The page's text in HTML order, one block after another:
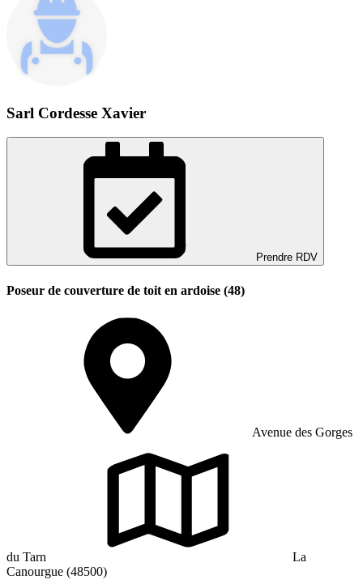
Sarl Cordesse Xavier
Prendre RDV
Poseur de couverture de toit en ardoise (48)
Avenue des Gorges
du Tarn
La
Canourgue (48500)